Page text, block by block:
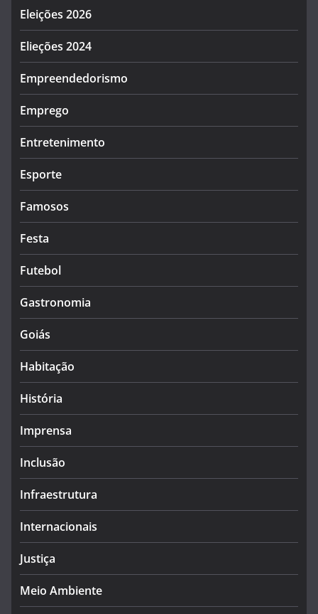
Eleições 2026
Elieções 2024
Empreendedorismo
Emprego
Entretenimento
Esporte
Famosos
Festa
Futebol
Gastronomia
Goiás
Habitação
História
Imprensa
Inclusão
Infraestrutura
Internacionais
Justiça
Meio Ambiente